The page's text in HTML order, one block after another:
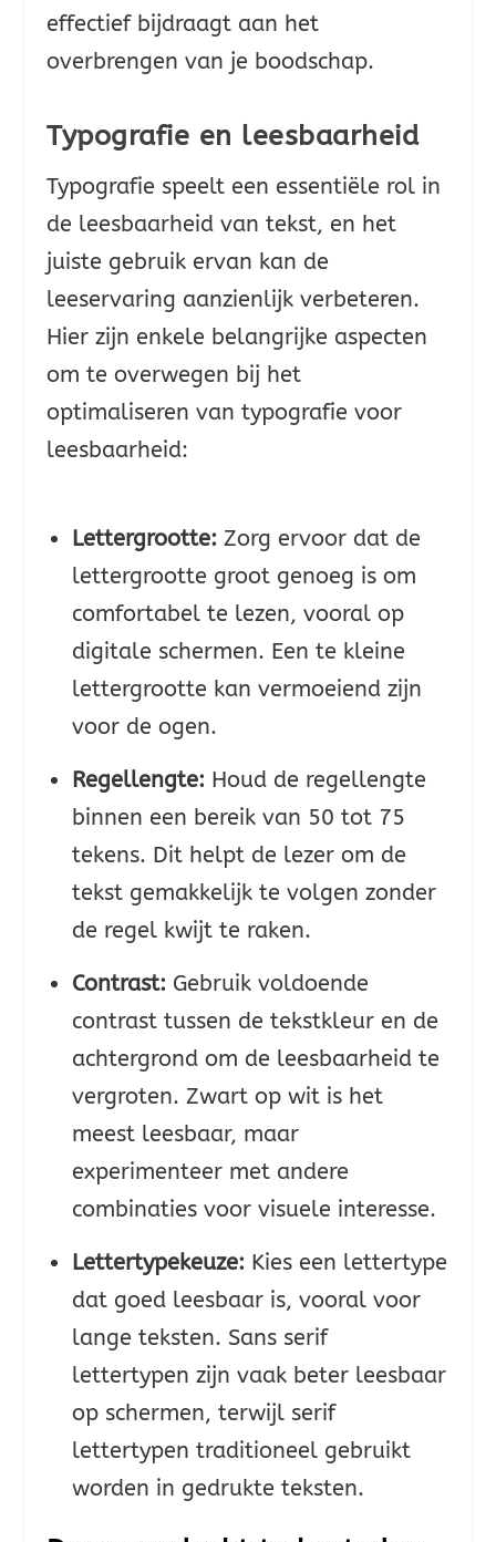
effectief bijdraagt aan het
overbrengen van je boodschap.
Typografie en leesbaarheid
Typografie speelt een essentiële rol in
de leesbaarheid van tekst, en het
juiste gebruik ervan kan de
leeservaring aanzienlijk verbeteren.
Hier zijn enkele belangrijke aspecten
om te overwegen bij het
optimaliseren van typografie voor
leesbaarheid:
Lettergrootte: Zorg ervoor dat de
lettergrootte groot genoeg is om
comfortabel te lezen, vooral op
digitale schermen. Een te kleine
lettergrootte kan vermoeiend zijn
voor de ogen.
Regellengte: Houd de regellengte
binnen een bereik van 50 tot 75
tekens. Dit helpt de lezer om de
tekst gemakkelijk te volgen zonder
de regel kwijt te raken.
Contrast: Gebruik voldoende
contrast tussen de tekstkleur en de
achtergrond om de leesbaarheid te
vergroten. Zwart op wit is het
meest leesbaar, maar
experimenteer met andere
combinaties voor visuele interesse.
Lettertypekeuze: Kies een lettertype
dat goed leesbaar is, vooral voor
lange teksten. Sans serif
lettertypen zijn vaak beter leesbaar
op schermen, terwijl serif
lettertypen traditioneel gebruikt
worden in gedrukte teksten.